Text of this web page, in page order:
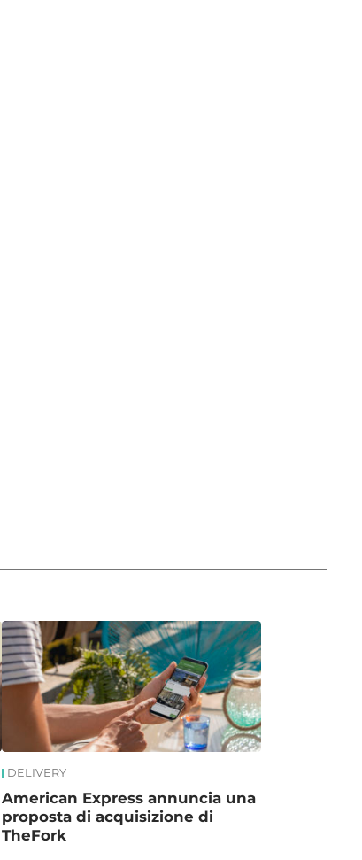
DELIVERY
American Express annuncia una
proposta di acquisizione di
TheFork